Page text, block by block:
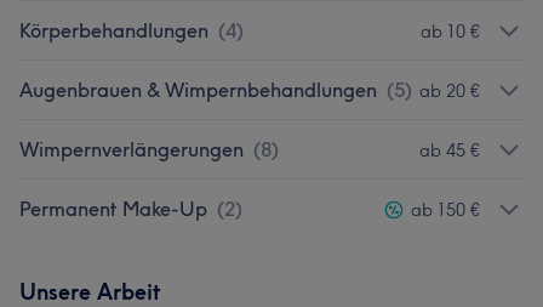
Körperbehandlungen (4) ab 10 €
Augenbrauen & Wimpernbehandlungen (5) ab 20 €
Wimpernverlängerungen (8) ab 45 €
Permanent Make-Up (2) ab 150 €
Unsere Arbeit